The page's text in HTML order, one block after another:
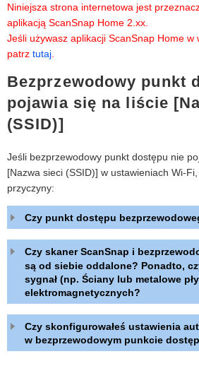
Niniejsza strona internetowa jest
aplikacją ScanSnap Home 2.xx.
Jeśli używasz aplikacji ScanSnap Home w
patrz tutaj
Bezprzewodowy punkt
pojawia się na liście
(SSID)]
Jeśli bezprzewodowy punkt dostępu nie
[Nazwa sieci (SSID)] w ustawieniach Wi-
przyczyny:
Czy punkt dostępu
Czy skaner ScanSnap i
są od siebie oddalone? Ponadto,
sygnał (np. Ściany lub metalowe
elektromagnetycznych?
Czy skonfigurowałeś ustawienia
w bezprzewodowym punkcie